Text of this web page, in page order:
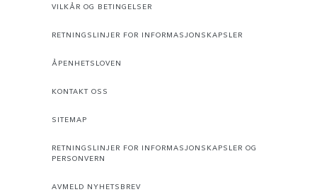
VILKÅR OG BETINGELSER
RETNINGSLINJER FOR INFORMASJONSKAPSLER
ÅPENHETSLOVEN
KONTAKT OSS
SITEMAP
RETNINGSLINJER FOR INFORMASJONSKAPSLER OG
PERSONVERN
AVMELD NYHETSBREV